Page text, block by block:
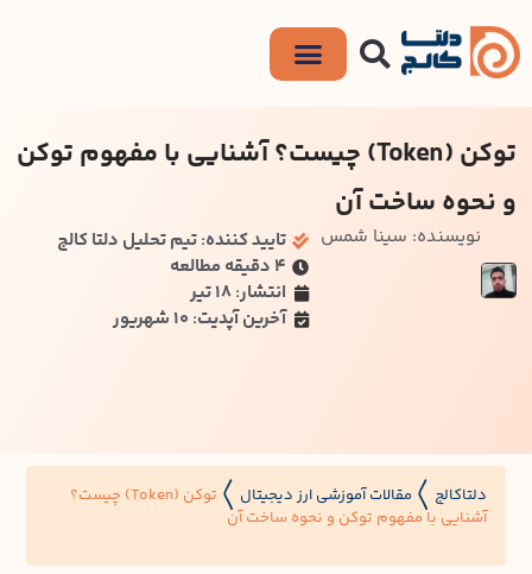
توکن (Token) چیست؟ آشنایی با مفهوم توکن
و نحوه ساخت آن
نویسنده: سینا شمس
تایید کننده: تیم تحلیل دلتا کالج
۴ دقیقه مطالعه
انتشار: 18 تیر
آخرین آپدیت: 10 شهریور
دلتاکالج مقالات آموزشی ارز دیجیتال
توکن (Token) چیست؟
آشنایی با مفهوم توکن و نحوه ساخت آن